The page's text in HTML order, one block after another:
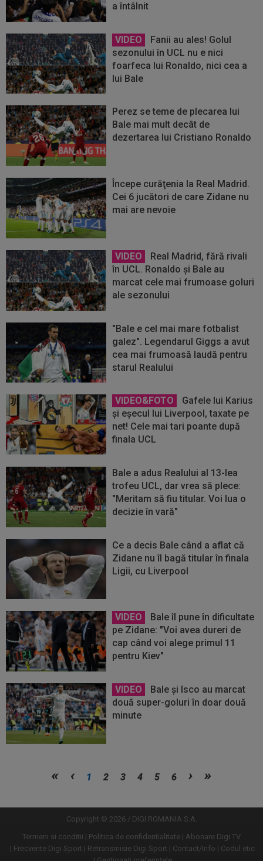
a întâlnit
VIDEO
Fanii au ales! Golul
sezonului în UCL nu e nici
foarfeca lui Ronaldo, nici cea a
lui Bale
Perez se teme de plecarea lui
Bale mai mult decât de
dezertarea lui Cristiano Ronaldo
Începe curăţenia la Real Madrid.
Cei 6 jucători de care Zidane nu
mai are nevoie
VIDEO
Real Madrid, fără rivali
în UCL. Ronaldo şi Bale au
marcat cele mai frumoase goluri
ale sezonului
"Bale e cel mai mare fotbalist
galez". Legendarul Giggs a avut
cea mai frumoasă laudă pentru
starul Realului
VIDEO&FOTO
Gafele lui Karius
și eșecul lui Liverpool, taxate pe
net! Cele mai tari poante după
finala UCL
Bale a adus Realului al 13-lea
trofeu UCL, dar vrea să plece:
"Meritam să fiu titular. Voi lua o
decizie în vară"
Ce a decis Bale când a aflat că
Zidane nu îl bagă titular în finala
Ligii, cu Liverpool
VIDEO
Bale îl pune în dificultate
pe Zidane: "Voi avea dureri de
cap când voi alege primul 11
pentru Kiev"
VIDEO
Bale şi Isco au marcat
două super-goluri în doar două
minute
mult
mult
1 2 3 4 5 6
Copyright © 2026 / DIGI ROMANIA S.A.
Termeni si conditii
Politica de confidentialitate
Abonare Digi TV
Frecvente Digi Sport
Retransmisie Digi Sport Contact/Info
Codul etic